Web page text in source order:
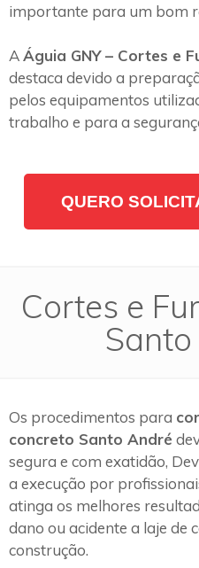
importante para um bom
AÁguia GNY – Cortes e
destaca devido a
pelos equipamentos
trabalho e para a
QUERO
Cortes e
Os procedimentos para
concreto Santo André
segura e com exatidão,
a execução por
atinga os melhores
dano ou acidente a laje de
construção.